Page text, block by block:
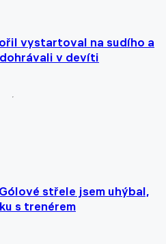
vystartoval na sudího a
v devíti
střele jsem uhýbal,
s trenérem